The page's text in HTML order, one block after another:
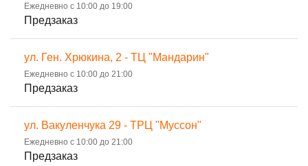
Ежедневно с 10:00 до 19:00
Предзаказ
ул. Ген. Хрюкина, 2 - ТЦ "Мандарин"
Ежедневно с 10:00 до 21:00
Предзаказ
ул. Вакуленчука 29 - ТРЦ "Муссон"
Ежедневно с 10:00 до 21:00
Предзаказ